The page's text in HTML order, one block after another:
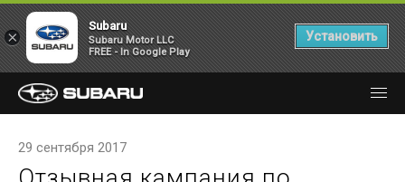
29 сентября 2017
×
Subaru
Subaru Motor LLC
FREE - In Google Play
Установить